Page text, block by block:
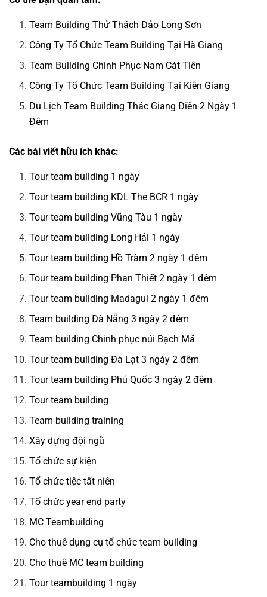
Team Building Thử Thách Đảo Long Sơn
Công Ty Tổ Chức Team Building Tại Hà Giang
Team Building Chinh Phục Nam Cát Tiên
Công Ty Tổ Chức Team Building Tại Kiên Giang
Du Lịch Team Building Thác Giang Điền 2 Ngày 1
Đêm
Các bài viết hữu ích khác:
Tour team building 1 ngày
Tour team building KDL The BCR 1 ngày
Tour team building Vũng Tàu 1 ngày
Tour team building Long Hải 1 ngày
Tour team building Hồ Tràm 2 ngày 1 đêm
Tour team building Phan Thiết 2 ngày 1 đêm
Tour team building Madagui 2 ngày 1 đêm
Team building Đà Nẵng 3 ngày 2 đêm
Team building Chinh phục núi Bạch Mã
Tour team building Đà Lạt 3 ngày 2 đêm
Tour team building Phú Quốc 3 ngày 2 đêm
Tour team building
Team building training
Xây dựng đội ngũ
Tổ chức sự kiện
Tổ chức tiệc tất niên
Tổ chức year end party
MC Teambuilding
Cho thuê dụng cụ tổ chức team building
Cho thuê MC team building
Tour teambuilding 1 ngày